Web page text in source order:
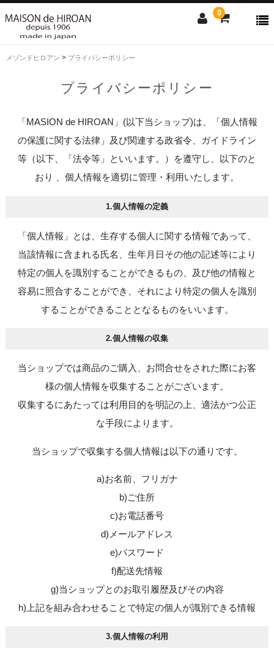
0
SALE
CLOSE
メゾンドヒロアン > プライバシーポリシー
プライバシーポリシー
「MASION de HIROAN」(以下当ショップ)は、「個人情報
の保護に関する法律」及び関連する政省令、ガイドライン
等（以下、「法令等」といいます。）を遵守し、以下のと
おり 、個人情報を適切に管理・利用いたします。
1.個人情報の定義
「個人情報」とは、生存する個人に関する情報であって、
当該情報に含まれる氏名、生年月日その他の記述等により
特定の個人を識別することができるもの、及び他の情報と
容易に照合することができ、それにより特定の個人を識別
することができることとなるものをいいます。
2.個人情報の収集
当ショップでは商品のご購入、お問合せをされた際にお客
様の個人情報を収集することがございます。
収集するにあたっては利用目的を明記の上、適法かつ公正
な手段によります。
当ショップで収集する個人情報は以下の通りです。
a)お名前、フリガナ
b)ご住所
c)お電話番号
d)メールアドレス
e)パスワード
f)配送先情報
g)当ショップとのお取引履歴及びその内容
h)上記を組み合わせることで特定の個人が識別できる情報
3.個人情報の利用